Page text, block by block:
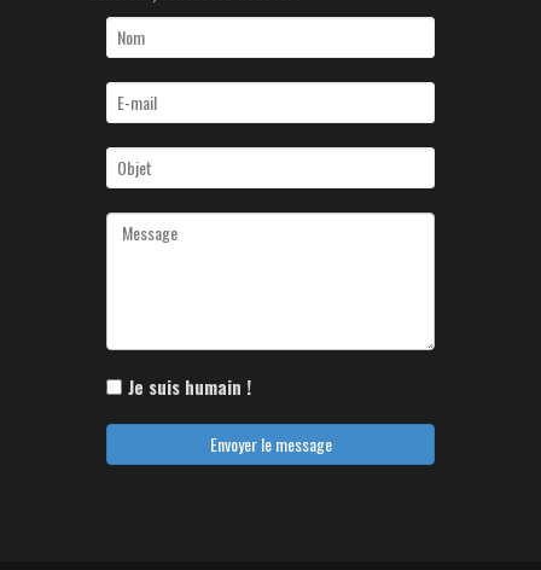
Je suis humain !
Envoyer le message